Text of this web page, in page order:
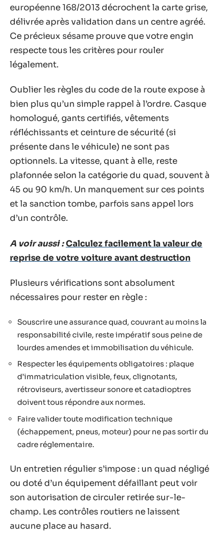
européenne 168/2013 décrochent la carte grise,
délivrée après validation dans un centre agréé.
Ce précieux sésame prouve que votre engin
respecte tous les critères pour rouler
légalement.
Oublier les règles du code de la route expose à
bien plus qu’un simple rappel à l’ordre. Casque
homologué, gants certifiés, vêtements
réfléchissants et ceinture de sécurité (si
présente dans le véhicule) ne sont pas
optionnels. La vitesse, quant à elle, reste
plafonnée selon la catégorie du quad, souvent à
45 ou 90 km/h. Un manquement sur ces points
et la sanction tombe, parfois sans appel lors
d’un contrôle.
A voir aussi :Calculez facilement la valeur de
reprise de votre voiture avant destruction
Plusieurs vérifications sont absolument
nécessaires pour rester en règle :
Souscrire une assurance quad, couvrant au moins la
responsabilité civile, reste impératif sous peine de
lourdes amendes et immobilisation du véhicule.
Respecter les équipements obligatoires : plaque
d’immatriculation visible, feux, clignotants,
rétroviseurs, avertisseur sonore et catadioptres
doivent tous répondre aux normes.
Faire valider toute modification technique
(échappement, pneus, moteur) pour ne pas sortir du
cadre réglementaire.
Un entretien régulier s’impose : un quad négligé
ou doté d’un équipement défaillant peut voir
son autorisation de circuler retirée sur-le-
champ. Les contrôles routiers ne laissent
aucune place au hasard.